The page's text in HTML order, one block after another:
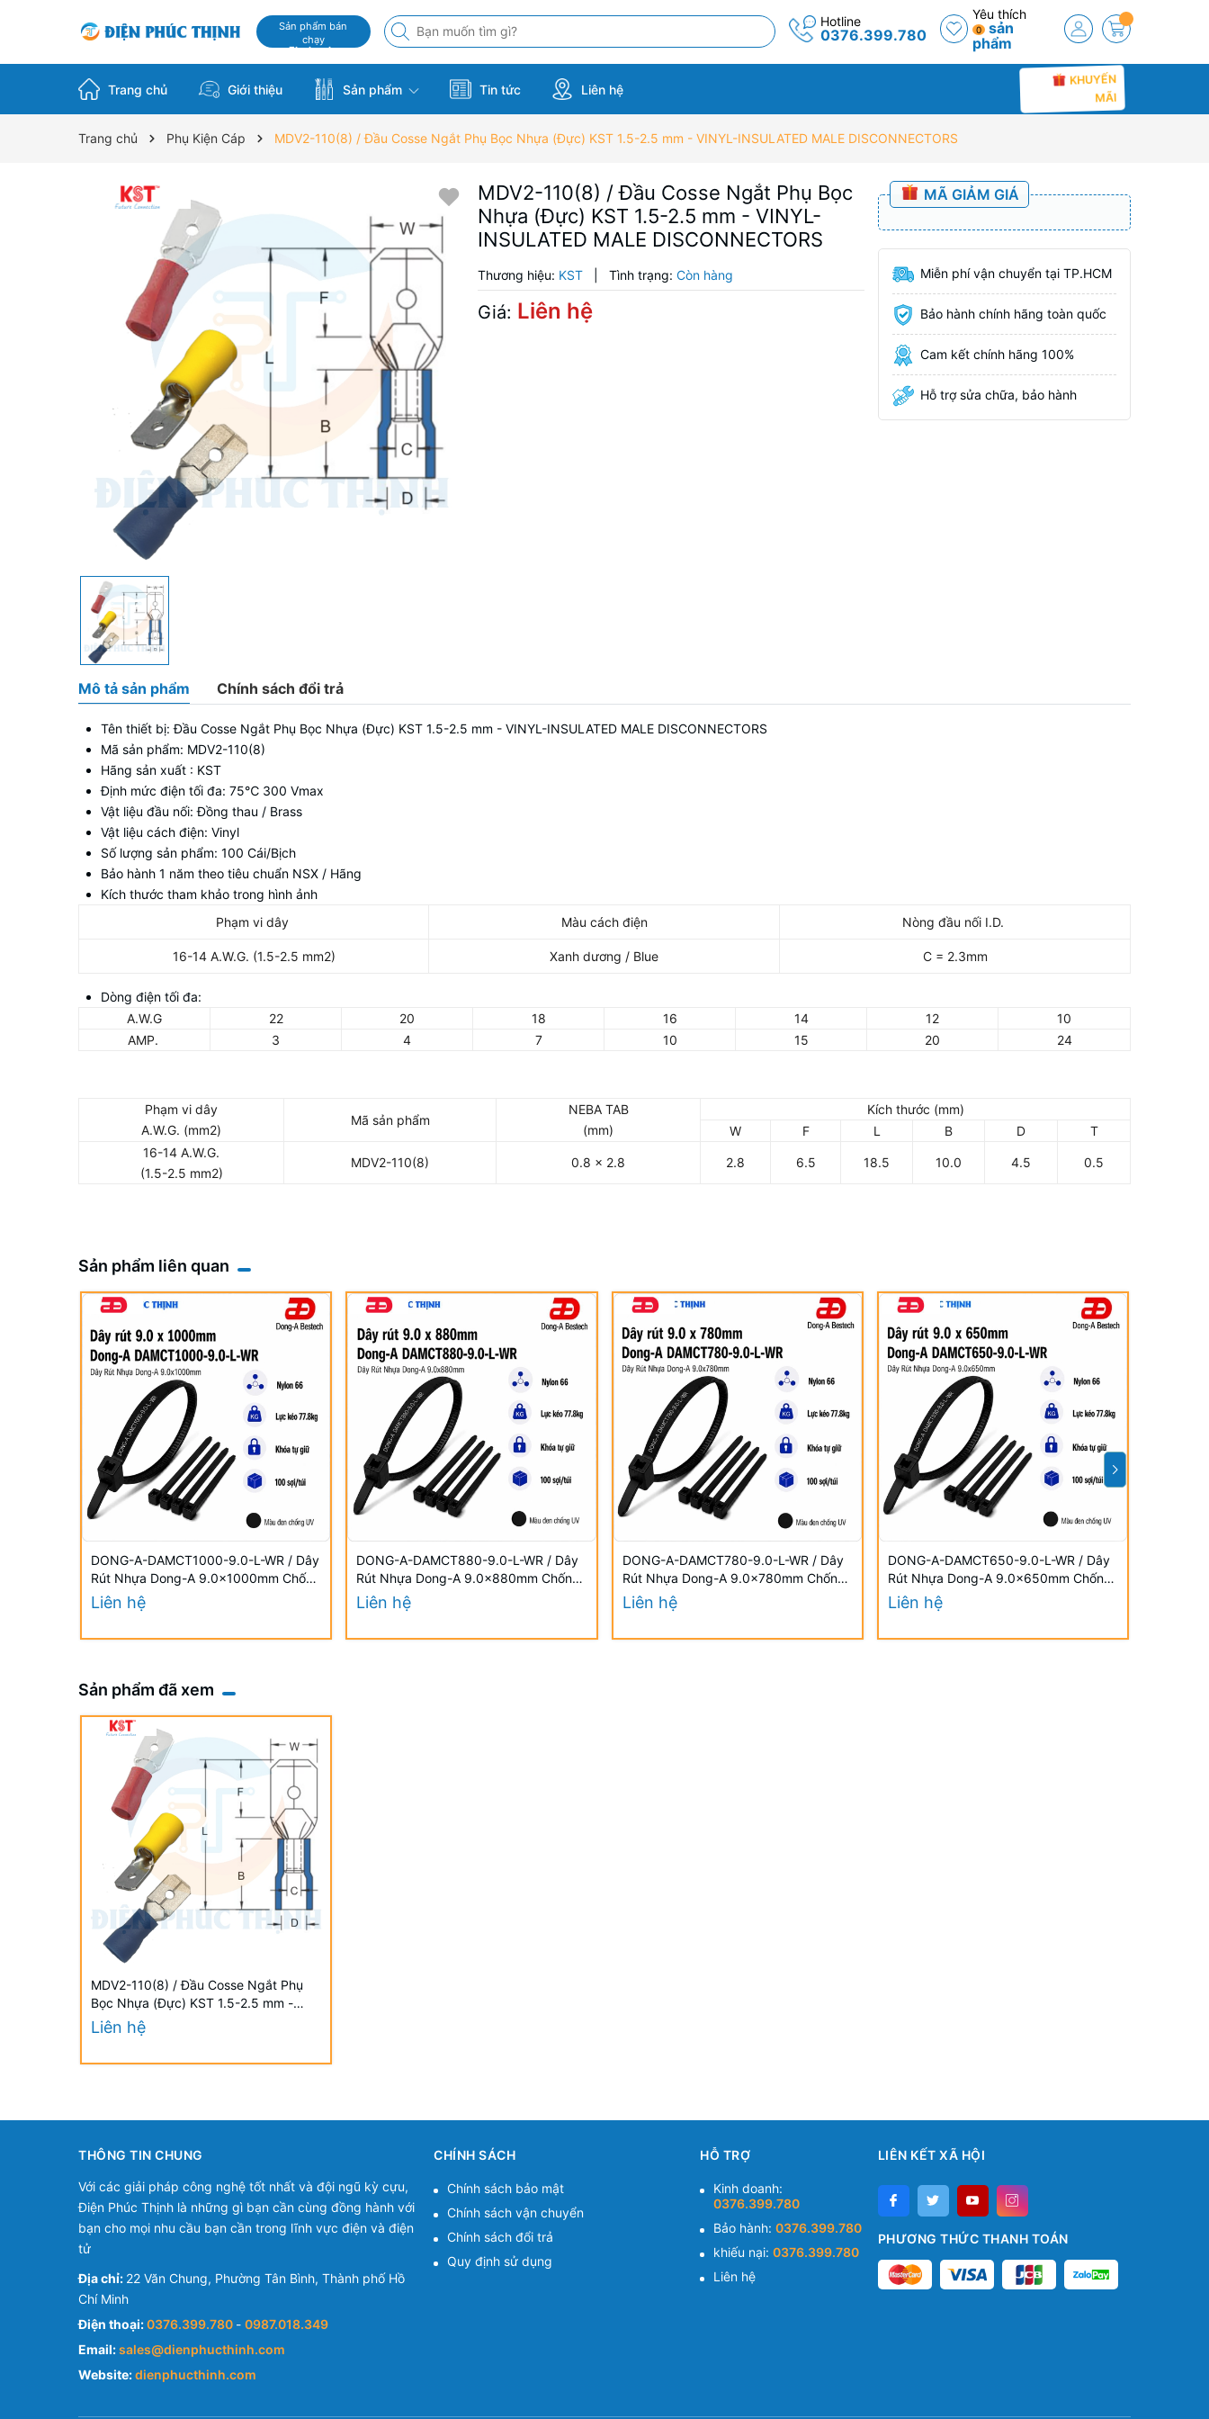
Sản phẩm bán
chạy
Flash sale
Hotline
0376.399.780
Yêu thích
0
sản
phẩm
Trang chủ Giới thiệu Sản phẩm Tin tức Liên hệ
KHUYẾN
MÃI
Trang chủ Phụ Kiện Cáp MDV2-110(8) / Đầu Cosse Ngắt Phụ Bọc Nhựa (Đực) KST 1.5-2.5 mm - VINYL-INSULATED MALE DISCONNECTORS
MDV2-110(8) / Đầu Cosse Ngắt Phụ Bọc
Nhựa (Đực) KST 1.5-2.5 mm - VINYL-
INSULATED MALE DISCONNECTORS
Thương hiệu: KST Tình trạng: Còn hàng
Giá: Liên hệ
MÃ GIẢM GIÁ
Miễn phí vận chuyển tại TP.HCM
Bảo hành chính hãng toàn quốc
Cam kết chính hãng 100%
Hỗ trợ sửa chữa, bảo hành
Mô tả sản phẩm Chính sách đổi trả
Tên thiết bị: Đầu Cosse Ngắt Phụ Bọc Nhựa (Đực) KST 1.5-2.5 mm - VINYL-INSULATED MALE DISCONNECTORS
Mã sản phẩm: MDV2-110(8)
Hãng sản xuất : KST
Định mức điện tối đa: 75℃ 300 Vmax
Vật liệu đầu nối: Đồng thau / Brass
Vật liệu cách điện: Vinyl
Số lượng sản phẩm: 100 Cái/Bịch
Bảo hành 1 năm theo tiêu chuẩn NSX / Hãng
Kích thước tham khảo trong hình ảnh
Phạm vi dây
Màu cách điện Nòng đầu nối I.D.
16-14 A.W.G. (1.5-2.5 mm2) Xanh dương / Blue C = 2.3mm
Dòng điện tối đa:
A.W.G
22 20 18 16 14 12
10
AMP.
3 4 7 10 15 20 24
Phạm vi dây
A.W.G. (mm2)
Mã sản phẩm
NEBA TAB
(mm)
Kích thước (mm)
W
F L B D
T
16-14 A.W.G.
(1.5-2.5 mm2)
MDV2-110(8) 0.8 x 2.8 2.8 6.5 18.5 10.0 4.5 0.5
Sản phẩm liên quan
DONG-A-DAMCT1000-9.0-L-WR / Dây
Rút Nhựa Dong-A 9.0×1000mm Chống
UV
Liên hệ
DONG-A-DAMCT880-9.0-L-WR / Dây
Rút Nhựa Dong-A 9.0×880mm Chống
UV
Liên hệ
DONG-A-DAMCT780-9.0-L-WR / Dây
Rút Nhựa Dong-A 9.0×780mm Chống
UV
Liên hệ
DONG-A-DAMCT650-9.0-L-WR / Dây
Rút Nhựa Dong-A 9.0×650mm Chống
UV
Liên hệ
Sản phẩm đã xem
MDV2-110(8) / Đầu Cosse Ngắt Phụ
Bọc Nhựa (Đực) KST 1.5-2.5 mm -
VINYL-INSULATED MALE
DISCONNECTORS
Liên hệ
THÔNG TIN CHUNG
Với các giải pháp công nghệ tốt nhất và đội ngũ kỳ cựu,
Điện Phúc Thịnh là những gì bạn cần cùng đồng hành với
bạn cho mọi nhu cầu bạn cần trong lĩnh vực điện và điện
tử
Địa chỉ: 22 Văn Chung, Phường Tân Bình, Thành phố Hồ
Chí Minh
Điện thoại:0376.399.780 - 0987.018.349
Email:sales@dienphucthinh.com
Website:dienphucthinh.com
CHÍNH SÁCH
Chính sách bảo mật
Chính sách vận chuyển
Chính sách đổi trả
Quy định sử dụng
HỖ TRỢ
Kinh doanh:
0376.399.780
Bảo hành:0376.399.780
khiếu nại:0376.399.780
Liên hệ
LIÊN KẾT XÃ HỘI
PHƯƠNG THỨC THANH TOÁN